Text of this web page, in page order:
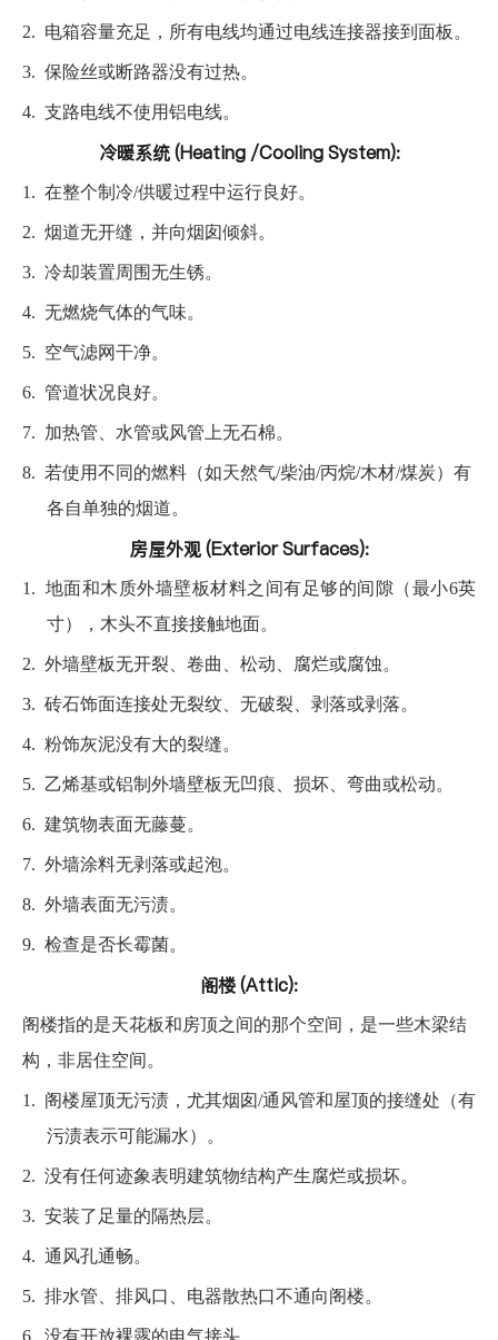
2. 电箱容量充足，所有电线均通过电线连接器接到面板。
3. 保险丝或断路器没有过热。
4. 支路电线不使用铝电线。
冷暖系统 (Heating /Cooling System):
1. 在整个制冷/供暖过程中运行良好。
2. 烟道无开缝，并向烟囱倾斜。
3. 冷却装置周围无生锈。
4. 无燃烧气体的气味。
5. 空气滤网干净。
6. 管道状况良好。
7. 加热管、水管或风管上无石棉。
8. 若使用不同的燃料（如天然气/柴油/丙烷/木材/煤炭）有
各自单独的烟道。
房屋外观 (Exterior Surfaces):
1. 地面和木质外墙壁板材料之间有足够的间隙（最小6英
寸），木头不直接接触地面。
2. 外墙壁板无开裂、卷曲、松动、腐烂或腐蚀。
3. 砖石饰面连接处无裂纹、无破裂、剥落或剥落。
4. 粉饰灰泥没有大的裂缝。
5. 乙烯基或铝制外墙壁板无凹痕、损坏、弯曲或松动。
6. 建筑物表面无藤蔓。
7. 外墙涂料无剥落或起泡。
8. 外墙表面无污渍。
9. 检查是否长霉菌。
阁楼 (Attic):
阁楼指的是天花板和房顶之间的那个空间，是一些木梁结
构，非居住空间。
1. 阁楼屋顶无污渍，尤其烟囱/通风管和屋顶的接缝处（有
污渍表示可能漏水）。
2. 没有任何迹象表明建筑物结构产生腐烂或损坏。
3. 安装了足量的隔热层。
4. 通风孔通畅。
5. 排水管、排风口、电器散热口不通向阁楼。
6. 没有开放裸露的电气接头。